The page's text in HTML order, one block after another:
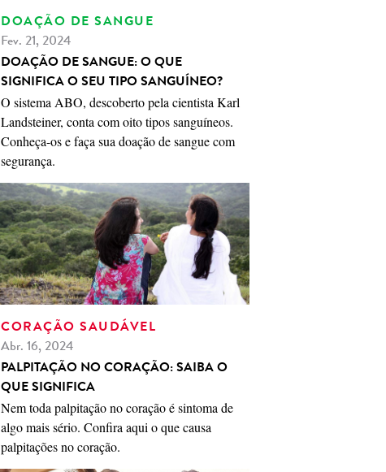
DOAÇÃO DE SANGUE
Fev. 21, 2024
DOAÇÃO DE SANGUE: O QUE
SIGNIFICA O SEU TIPO SANGUÍNEO?
O sistema ABO, descoberto pela cientista Karl
Landsteiner, conta com oito tipos sanguíneos.
Conheça-os e faça sua doação de sangue com
segurança.
CORAÇÃO SAUDÁVEL
Abr. 16, 2024
PALPITAÇÃO NO CORAÇÃO: SAIBA O
QUE SIGNIFICA
Nem toda palpitação no coração é sintoma de
algo mais sério. Confira aqui o que causa
palpitações no coração.